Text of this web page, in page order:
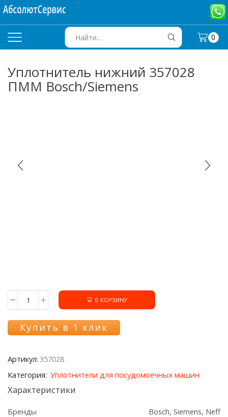
INPUT
0
Уплотнитель нижний 357028
ПММ Bosch/Siemens
Количество
товара
Уплотнитель
нижний
Bosch/Siemens
В КОРЗИНУ
Купить в 1 клик
Артикул: 357028
Категория: Уплотнители для посудомоечных машин
Характеристики
Бренды Bosch, Siemens, Neff